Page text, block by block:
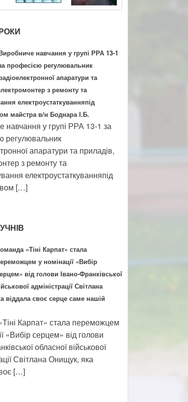
навчання у групі РРА 13-1
професією регулювальник
апаратури та
з ремонту та
електроустаткуванняпід
майстра в/н Боднара І.Б.
навчання у групі РРА 13-1 за
регулювальник
апаратури та приладів,
з ремонту та
електроустаткуванняпід
[…]
«Тіні Карпат» стала
у номінації «Вибір
від голови Івано-Франківської
адміністрації Світлана
віддала своє серце саме нашій
Карпат» стала переможцем
«Вибір серцем» від голови
обласної військової
Світлана Онищук, яка
[…]